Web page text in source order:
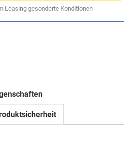
Leasing gesonderte Konditionen